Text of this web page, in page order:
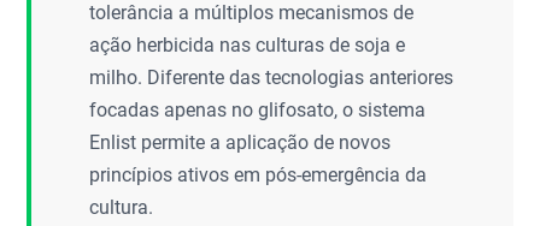
tolerância a múltiplos mecanismos de
ação herbicida nas culturas de soja e
milho. Diferente das tecnologias anteriores
focadas apenas no glifosato, o sistema
Enlist permite a aplicação de novos
princípios ativos em pós-emergência da
cultura.